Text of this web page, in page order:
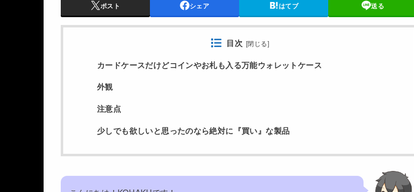
ポスト シェア はてブ 送る
目次 [閉じる]
カードケースだけどコインやお札も入る万能ウォレットケース
外観
注意点
少しでも欲しいと思ったのなら絶対に『買い』な製品